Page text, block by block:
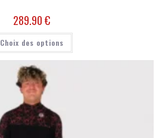
289.90€
Choix des options